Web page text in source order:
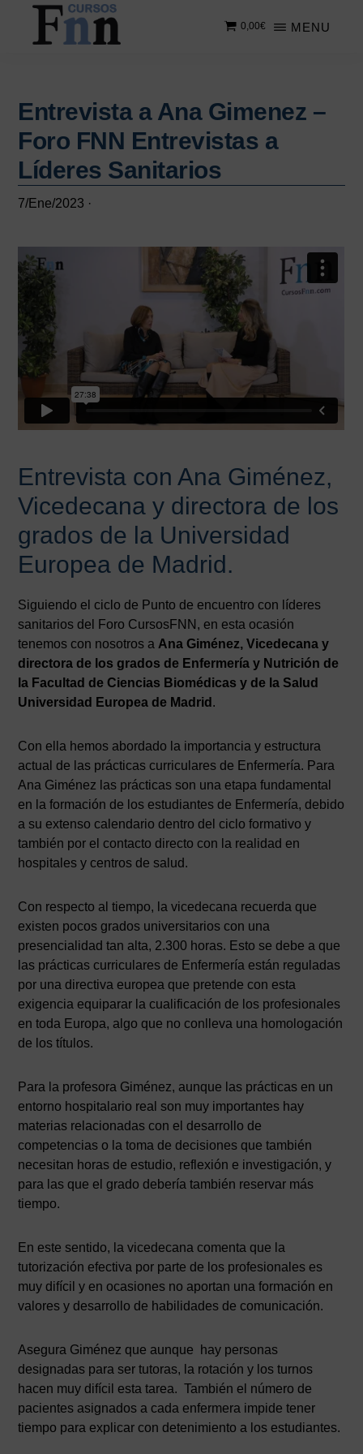
Saltar
contenido
Saltar
principal
online
MENU
0,00€
Entrevista a Ana Gimenez –
Foro FNN Entrevistas a
Líderes Sanitarios
7/Ene/2023 ·
Entrevista con Ana Giménez,
Vicedecana y directora de los
grados de la Universidad
Europea de Madrid.
Siguiendo el ciclo de Punto de encuentro con líderes
sanitarios del Foro CursosFNN, en esta ocasión
tenemos con nosotros a Ana Giménez, Vicedecana y
directora de los grados de Enfermería y Nutrición de
la Facultad de Ciencias Biomédicas y de la Salud
Universidad Europea de Madrid .
Con ella hemos abordado la importancia y estructura
actual de las prácticas curriculares de Enfermería. Para
Ana Giménez las prácticas son una etapa fundamental
en la formación de los estudiantes de Enfermería, debido
a su extenso calendario dentro del ciclo formativo y
también por el contacto directo con la realidad en
hospitales y centros de salud.
Con respecto al tiempo, la vicedecana recuerda que
existen pocos grados universitarios con una
presencialidad tan alta, 2.300 horas. Esto se debe a que
las prácticas curriculares de Enfermería están reguladas
por una directiva europea que pretende con esta
exigencia equiparar la cualificación de los profesionales
en toda Europa, algo que no conlleva una homologación
de los títulos.
Para la profesora Giménez, aunque las prácticas en un
entorno hospitalario real son muy importantes hay
materias relacionadas con el desarrollo de
competencias o la toma de decisiones que también
necesitan horas de estudio, reflexión e investigación, y
para las que el grado debería también reservar más
tiempo.
En este sentido, la vicedecana comenta que la
tutorización efectiva por parte de los profesionales es
muy difícil y en ocasiones no aportan una formación en
valores y desarrollo de habilidades de comunicación.
Asegura Giménez que aunque hay personas
designadas para ser tutoras, la rotación y los turnos
hacen muy difícil esta tarea. También el número de
pacientes asignados a cada enfermera impide tener
tiempo para explicar con detenimiento a los estudiantes.